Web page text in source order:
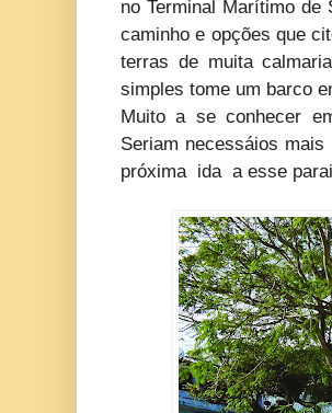
no Terminal Marítimo de
caminho e opções que
terras de muita
simples tome um barco
Muito a se conhecer
Seriam necessáios
próxima ida a esse